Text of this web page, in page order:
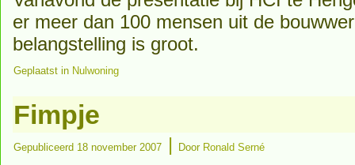
er meer dan 100 mensen uit de
belangstelling is groot.
Geplaatst in Nulwoning
Fimpje
Gepubliceerd 18 november 2007 | Door Ronald Serné